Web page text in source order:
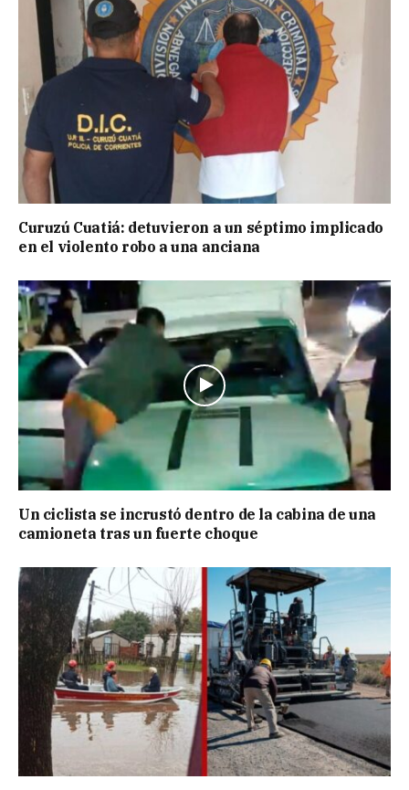
Curuzú Cuatiá: detuvieron a un séptimo implicado
en el violento robo a una anciana
Un ciclista se incrustó dentro de la cabina de una
camioneta tras un fuerte choque